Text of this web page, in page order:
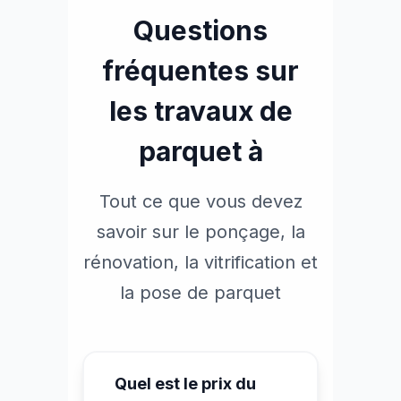
Questions
fréquentes sur
les travaux de
parquet à
Tout ce que vous devez
savoir sur le ponçage, la
rénovation, la vitrification et
la pose de parquet
Quel est le prix du